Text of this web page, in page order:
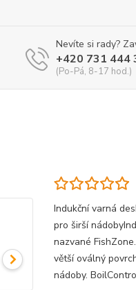
Nevíte si rady?
+420 731 444
(Po-Pá, 8-17 hod.)
Indukční varná
pro širší
nazvané
větší oválný
nádoby.